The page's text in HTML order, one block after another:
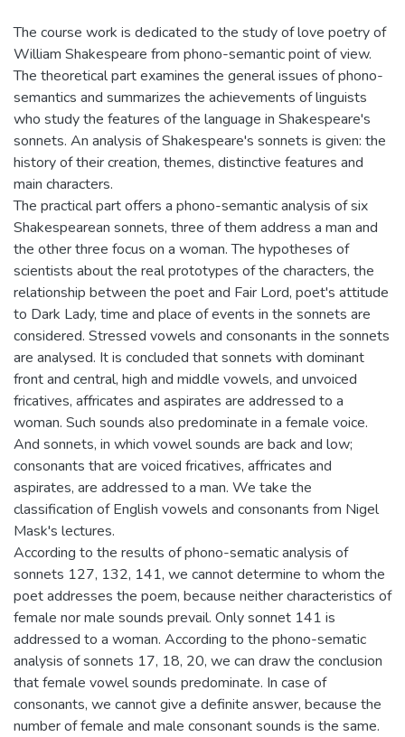
The course work is dedicated to the study of love poetry of
William Shakespeare from phono-semantic point of view.
The theoretical part examines the general issues of phono-
semantics and summarizes the achievements of linguists
who study the features of the language in Shakespeare's
sonnets. An analysis of Shakespeare's sonnets is given: the
history of their creation, themes, distinctive features and
main characters.
The practical part offers a phono-semantic analysis of six
Shakespearean sonnets, three of them address a man and
the other three focus on a woman. The hypotheses of
scientists about the real prototypes of the characters, the
relationship between the poet and Fair Lord, poet's attitude
to Dark Lady, time and place of events in the sonnets are
considered. Stressed vowels and consonants in the sonnets
are analysed. It is concluded that sonnets with dominant
front and central, high and middle vowels, and unvoiced
fricatives, affricates and aspirates are addressed to a
woman. Such sounds also predominate in a female voice.
And sonnets, in which vowel sounds are back and low;
consonants that are voiced fricatives, affricates and
aspirates, are addressed to a man. We take the
classification of English vowels and consonants from Nigel
Mask's lectures.
According to the results of phono-sematic analysis of
sonnets 127, 132, 141, we cannot determine to whom the
poet addresses the poem, because neither characteristics of
female nor male sounds prevail. Only sonnet 141 is
addressed to a woman. According to the phono-sematic
analysis of sonnets 17, 18, 20, we can draw the conclusion
that female vowel sounds predominate. In case of
consonants, we cannot give a definite answer, because the
number of female and male consonant sounds is the same.